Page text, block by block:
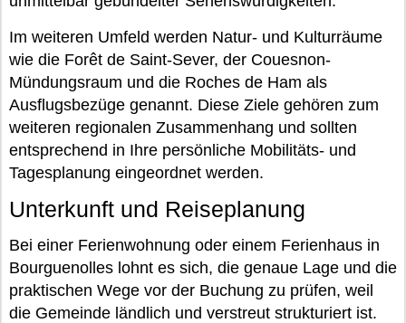
Im weiteren Umfeld werden Natur- und Kulturräume
wie die Forêt de Saint-Sever, der Couesnon-
Mündungsraum und die Roches de Ham als
Ausflugsbezüge genannt. Diese Ziele gehören zum
weiteren regionalen Zusammenhang und sollten
entsprechend in Ihre persönliche Mobilitäts- und
Tagesplanung eingeordnet werden.
Unterkunft und Reiseplanung
Bei einer Ferienwohnung oder einem Ferienhaus in
Bourguenolles lohnt es sich, die genaue Lage und die
praktischen Wege vor der Buchung zu prüfen, weil
die Gemeinde ländlich und verstreut strukturiert ist.